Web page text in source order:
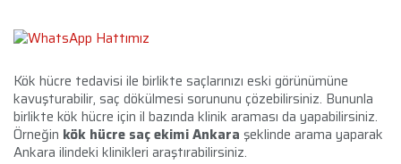
Kök hücre tedavisi ile birlikte saçlarınızı eski görünümüne
kavuşturabilir, saç dökülmesi sorununu çözebilirsiniz. Bununla
birlikte kök hücre için il bazında klinik araması da yapabilirsiniz.
Örneğin kök hücre saç ekimi Ankara şeklinde arama yaparak
Ankara ilindeki klinikleri araştırabilirsiniz.